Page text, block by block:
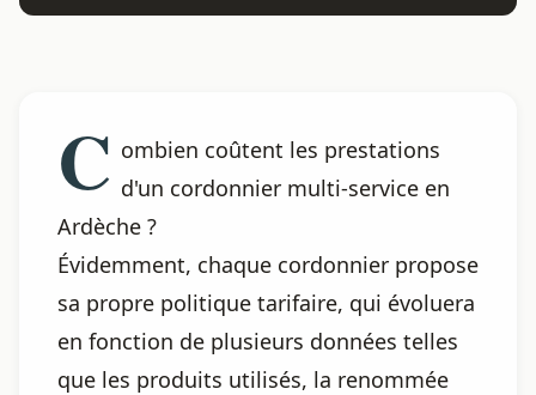
C ombien coûtent les prestations
d'un cordonnier multi-service en
Ardèche ?
Évidemment, chaque cordonnier propose
sa propre politique tarifaire, qui évoluera
en fonction de plusieurs données telles
que les produits utilisés, la renommée